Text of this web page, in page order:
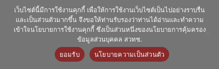
เว็บไซต์นี้มีการใช้งานคุกกี้ เพื่อให้การใช้งานเว็บไซต์เป็นไปอย่างราบรื่น
และเป็นส่วนตัวมากขึ้น จึงขอให้ท่านรับรองว่าท่านได้อ่านและทำความ
เข้าใจนโยบายการใช้งานคุกกี้ ซึ่งเป็นส่วนหนึ่งของนโยบายการคุ้มครอง
ข้อมูลส่วนบุคคล สวทช.
ยอมรับ
นโยบายความเป็นส่วนตัว